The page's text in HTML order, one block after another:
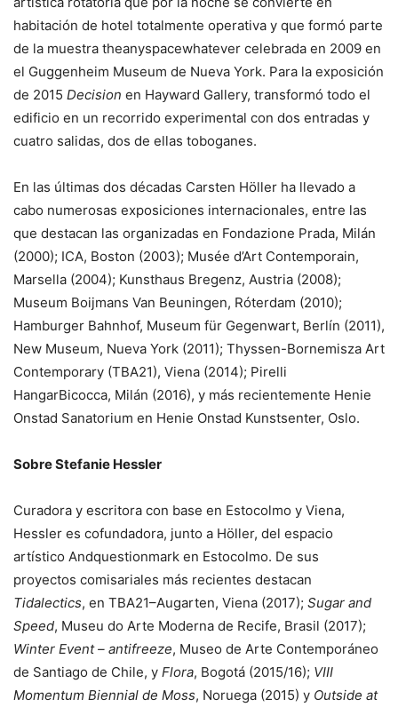
habitación de hotel totalmente operativa y que formó parte
de la muestra theanyspacewhatever celebrada en 2009 en
el Guggenheim Museum de Nueva York. Para la exposición
de 2015 Decision en Hayward Gallery, transformó todo el
edificio en un recorrido experimental con dos entradas y
cuatro salidas, dos de ellas toboganes.
En las últimas dos décadas Carsten Höller ha llevado a
cabo numerosas exposiciones internacionales, entre las
que destacan las organizadas en Fondazione Prada, Milán
(2000); ICA, Boston (2003); Musée d’Art Contemporain,
Marsella (2004); Kunsthaus Bregenz, Austria (2008);
Museum Boijmans Van Beuningen, Róterdam (2010);
Hamburger Bahnhof, Museum für Gegenwart, Berlín (2011),
New Museum, Nueva York (2011); Thyssen-Bornemisza Art
Contemporary (TBA21), Viena (2014); Pirelli
HangarBicocca, Milán (2016), y más recientemente Henie
Onstad Sanatorium en Henie Onstad Kunstsenter, Oslo.
Sobre Stefanie Hessler
Curadora y escritora con base en Estocolmo y Viena,
Hessler es cofundadora, junto a Höller, del espacio
artístico Andquestionmark en Estocolmo. De sus
proyectos comisariales más recientes destacan
Tidalectics, en TBA21–Augarten, Viena (2017); Sugar and
Speed, Museu do Arte Moderna de Recife, Brasil (2017);
Winter Event – antifreeze, Museo de Arte Contemporáneo
de Santiago de Chile, y Flora, Bogotá (2015/16); VIII
Momentum Biennial de Moss, Noruega (2015) y Outside at